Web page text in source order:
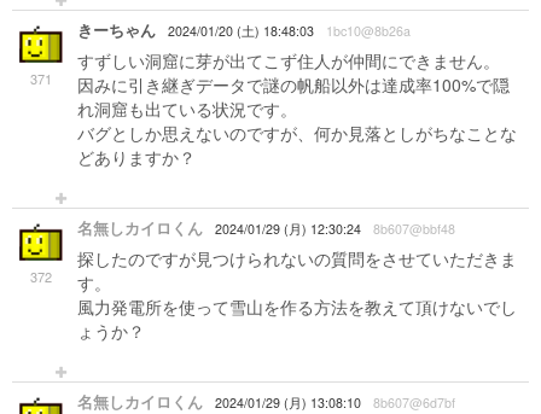
371
きーちゃん 2024/01/20 (土) 18:48:03 1bc10@8b26a
すずしい洞窟に芽が出てこず住人が仲間にできません。
因みに引き継ぎデータで謎の帆船以外は達成率100%で隠
れ洞窟も出ている状況です。
バグとしか思えないのですが、何か見落としがちなことな
どありますか？
372
名無しカイロくん 2024/01/29 (月) 12:30:24 8b607@bbf48
探したのですが見つけられないの質問をさせていただきま
す。
風力発電所を使って雪山を作る方法を教えて頂けないでし
ょうか？
名無しカイロくん 2024/01/29 (月) 13:08:10 8b607@6d7bf